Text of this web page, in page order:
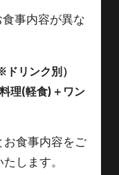
事内容が異な
リンク別）
理(軽食)＋ワン
お食事内容をご
します。